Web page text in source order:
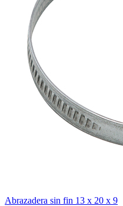
Abrazadera sin fin 13 x 20 x 9